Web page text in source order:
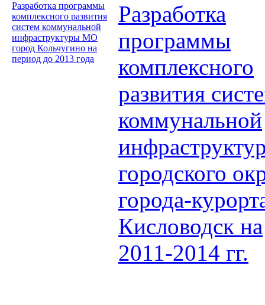
Разработка программы
комплексного развития
систем коммунальной
инфраструктуры МО
город Кольчугино на
период до 2013 года
Разработка
программы
комплексного
развития
коммунальной
городского
города-
Кисловодск на
2011-2014 гг.